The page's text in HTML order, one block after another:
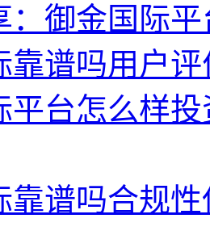
：御金国际
靠谱吗用户
平台怎么样
靠谱吗合规